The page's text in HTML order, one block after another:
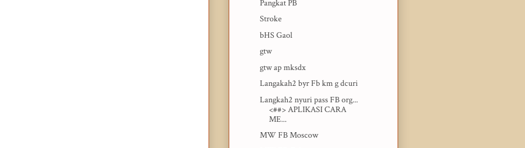
Pangkat PB
Stroke
bHS Gaol
gtw
gtw ap mksdx
Langakah2 byr Fb km g dcuri
Langkah2 nyuri pass FB org...
<##> APLIKASI CARA
ME...
MW FB Moscow